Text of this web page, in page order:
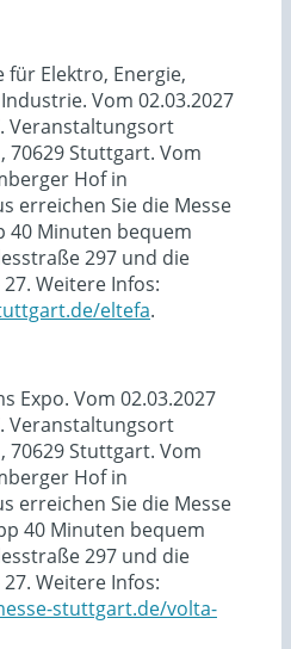
für Elektro, Energie,
Vom 02.03.2027
Veranstaltungsort
70629 Stuttgart. Vom
Hof in
erreichen Sie die Messe
40 Minuten bequem
297 und die
Weitere Infos:
eltefa.
Expo. Vom 02.03.2027
Veranstaltungsort
70629 Stuttgart. Vom
Hof in
erreichen Sie die Messe
40 Minuten bequem
297 und die
Weitere Infos:
stuttgart.de/volta-